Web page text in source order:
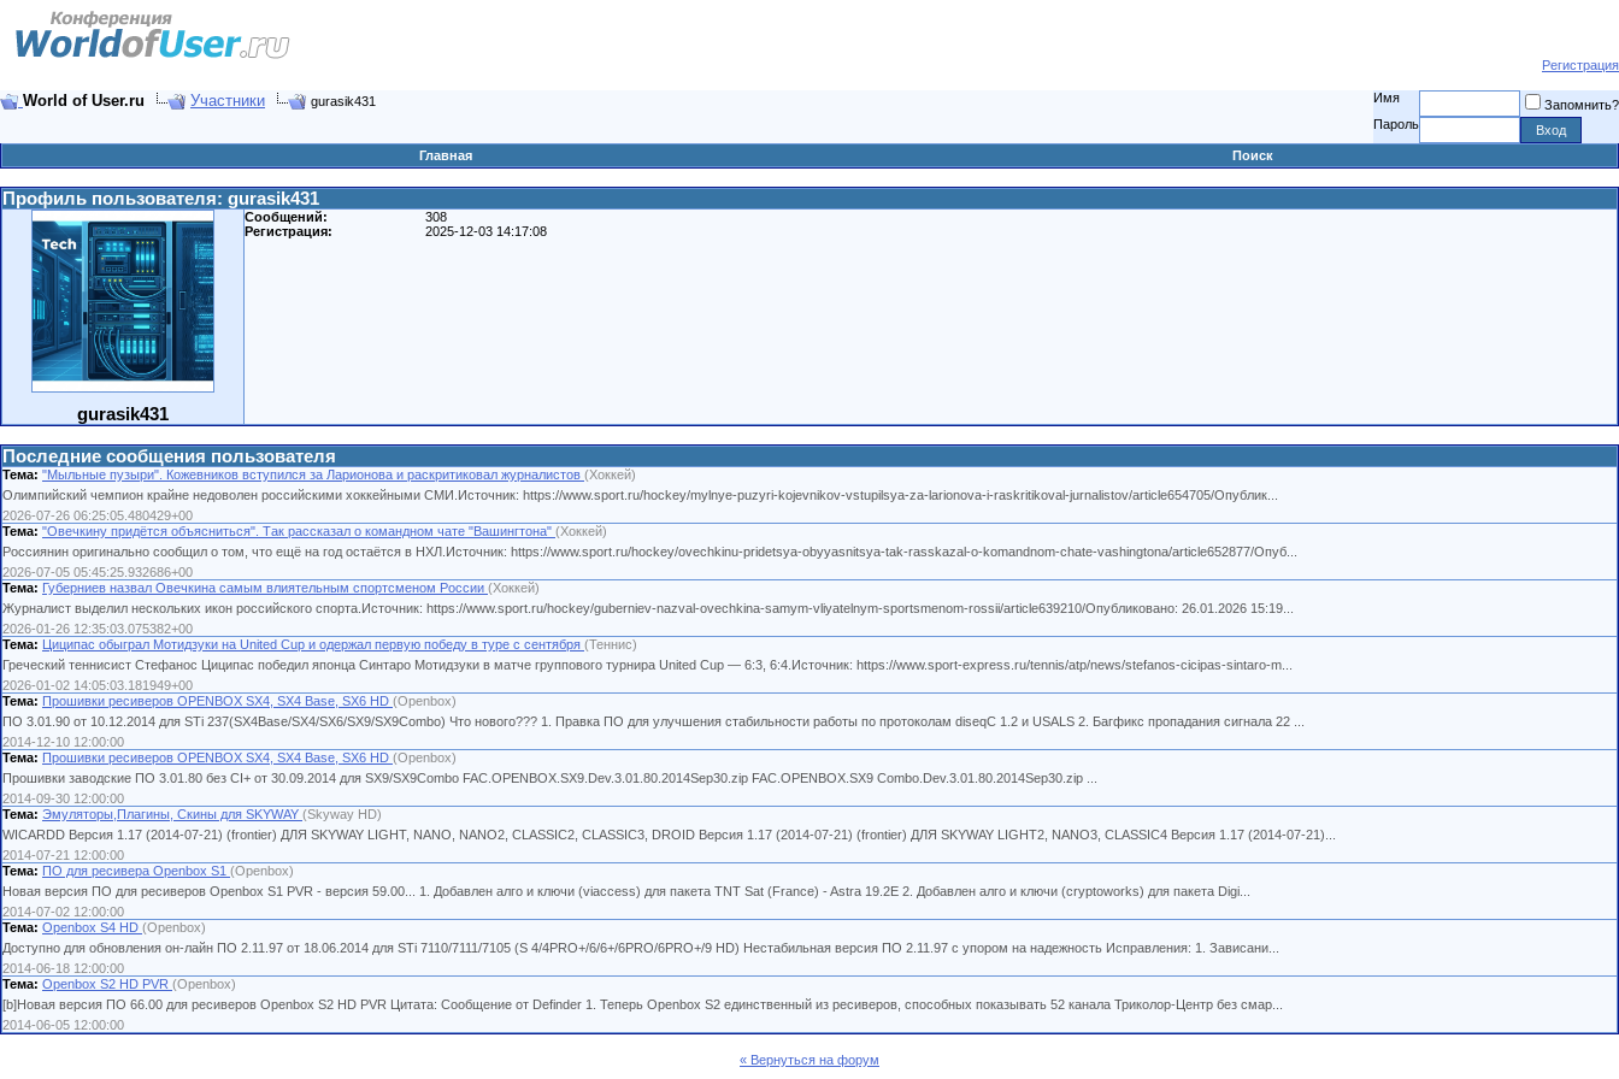
Регистрация
World of User.ru Участники gurasik431 Имя
Запомнить?
Пароль
Главная Поиск
Профиль пользователя: gurasik431
gurasik431
Сообщений:
308
Регистрация:
2025-12-03 14:17:08
Последние сообщения пользователя
Тема: "Мыльные пузыри". Кожевников вступился за Ларионова и раскритиковал журналистов (Хоккей)
Олимпийский чемпион крайне недоволен российскими хоккейными СМИ.Источник: https://www.sport.ru/hockey/mylnye-puzyri-kojevnikov-vstupilsya-za-larionova-i-raskritikoval-jurnalistov/article654705/Опублик...
2026-07-26 06:25:05.480429+00
Тема: "Овечкину придётся объясниться". Так рассказал о командном чате "Вашингтона" (Хоккей)
Россиянин оригинально сообщил о том, что ещё на год остаётся в НХЛ.Источник: https://www.sport.ru/hockey/ovechkinu-pridetsya-obyyasnitsya-tak-rasskazal-o-komandnom-chate-vashingtona/article652877/Опуб...
2026-07-05 05:45:25.932686+00
Тема: Губерниев назвал Овечкина самым влиятельным спортсменом России (Хоккей)
Журналист выделил нескольких икон российского спорта.Источник: https://www.sport.ru/hockey/guberniev-nazval-ovechkina-samym-vliyatelnym-sportsmenom-rossii/article639210/Опубликовано: 26.01.2026 15:19...
2026-01-26 12:35:03.075382+00
Тема: Циципас обыграл Мотидзуки на United Cup и одержал первую победу в туре с сентября (Теннис)
Греческий теннисист Стефанос Циципас победил японца Синтаро Мотидзуки в матче группового турнира United Cup — 6:3, 6:4.Источник: https://www.sport-express.ru/tennis/atp/news/stefanos-cicipas-sintaro-m...
2026-01-02 14:05:03.181949+00
Тема: Прошивки ресиверов OPENBOX SX4, SX4 Base, SX6 HD (Openbox)
ПО 3.01.90 от 10.12.2014 для STi 237(SX4Base/SX4/SX6/SX9/SX9Combo) Что нового??? 1. Правка ПО для улучшения стабильности работы по протоколам diseqC 1.2 и USALS 2. Багфикс пропадания сигнала 22 ...
2014-12-10 12:00:00
Тема: Прошивки ресиверов OPENBOX SX4, SX4 Base, SX6 HD (Openbox)
Прошивки заводские ПО 3.01.80 без CI+ от 30.09.2014 для SX9/SX9Combo FAC.OPENBOX.SX​9.Dev.3.01.80.​2014Sep30.zip FAC.OPENBOX.SX​9 Combo.Dev.3.01​.80.2014Sep30.​zip ...
2014-09-30 12:00:00
Тема: Эмуляторы,Плагины, Скины для SKYWAY (Skyway HD)
WICARDD Версия 1.17 (2014-07-21) (frontier) ДЛЯ SKYWAY LIGHT, NANO, NANO2, CLASSIC2, CLASSIC3, DROID Версия 1.17 (2014-07-21) (frontier) ДЛЯ SKYWAY LIGHT2, NANO3, CLASSIC4 Версия 1.17 (2014-07-21)...
2014-07-21 12:00:00
Тема: ПО для ресивера Openbox S1 (Openbox)
Новая версия ПО для ресиверов Openbox S1 PVR - версия 59.00... 1. Добавлен алго и ключи (viaccess) для пакета TNT Sat (France) - Astra 19.2E 2. Добавлен алго и ключи (cryptoworks) для пакета Digi...
2014-07-02 12:00:00
Тема: Openbox S4 HD (Openbox)
Доступно для обновления он-лайн ПО 2.11.97 от 18.06.2014 для STi 7110/7111/7105 (S 4/4PRO+/6/6+/6PRO/6PRO+/9 HD) Нестабильная версия ПО 2.11.97 с упором на надежность Исправления: 1. Зависани...
2014-06-18 12:00:00
Тема: Openbox S2 HD PVR (Openbox)
[b]Новая версия ПО 66.00 для ресиверов Openbox S2 HD PVR Цитата: Сообщение от Definder 1. Теперь Openbox S2 единственный из ресиверов, способных показывать 52 канала Триколор-Центр без смар...
2014-06-05 12:00:00
« Вернуться на форум